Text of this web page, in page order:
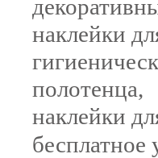
наклейки
полотенца,
наклейки
бесплатное